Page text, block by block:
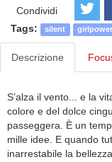
Condividi
Tags:
silent girlpower
Descrizione
S’alza il vento... e la
colore e del dolce
passeggera. È un
mille idee. E quando
inarrestabile la